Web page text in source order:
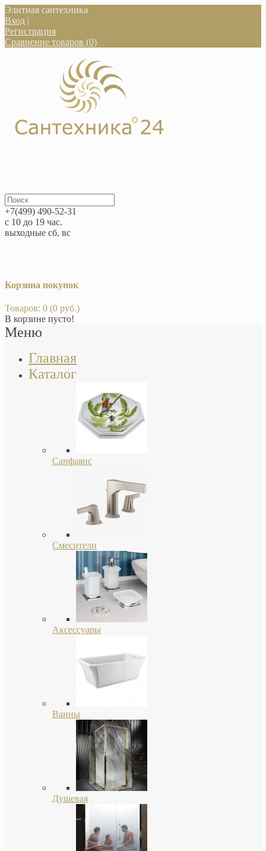
Элитная сантехника
Вход |
Регистрация
Сравнение товаров (0)
+7(499) 490-52-31
с 10 до 19 час.
выходные сб, вс
Корзина покупок
Товаров: 0 (0 руб.)
В корзине пусто!
Меню
Главная
Каталог
Санфаянс
Смесители
Аксессуары
Ванны
Душевая